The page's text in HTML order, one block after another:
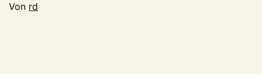
Von rd